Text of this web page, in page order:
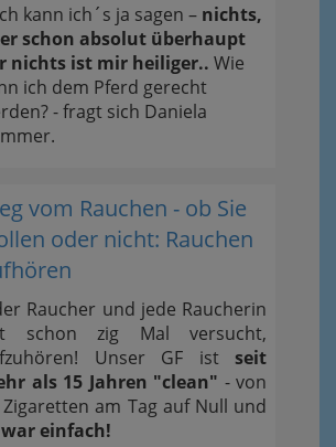
kann ich´s ja sagen – nichts,
schon absolut überhaupt
nichts ist mir heiliger.. Wie
ich dem Pferd gerecht
- fragt sich Daniela
vom Rauchen - ob Sie
oder nicht: Rauchen
Raucher und jede Raucherin
schon zig Mal versucht,
Unser GF ist seit
als 15 Jahren "clean" - von
Zigaretten am Tag auf Null und
einfach!